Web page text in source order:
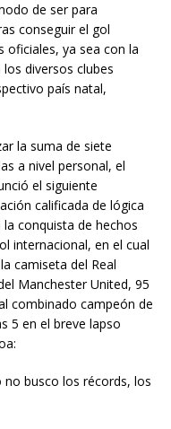
de ser para
conseguir el gol
oficiales, ya sea con la
diversos clubes
país natal,
la suma de siete
a nivel personal, el
el siguiente
calificada de lógica
conquista de hechos
internacional, en el cual
camiseta del Real
Manchester United, 95
combinado campeón de
5 en el breve lapso
no busco los récords, los